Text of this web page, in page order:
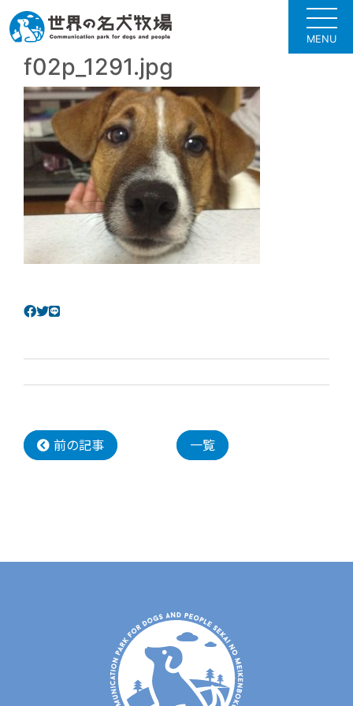
MENU
f02p_1291.jpg
前の記事 一覧